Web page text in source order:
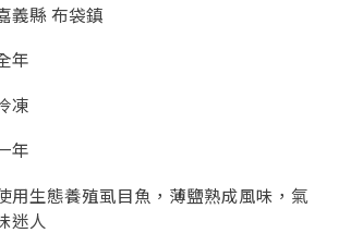
義縣 布袋鎮
年
凍
年
用生態養殖虱目魚，薄鹽熟成風味，氣
迷人